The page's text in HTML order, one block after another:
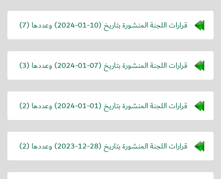
قرارات اللجنة المنشورة بتاريخ (2024-01-10) وعددها (7)
قرارات اللجنة المنشورة بتاريخ (2024-01-07) وعددها (3)
قرارات اللجنة المنشورة بتاريخ (2024-01-01) وعددها (2)
قرارات اللجنة المنشورة بتاريخ (2023-12-28) وعددها (2)